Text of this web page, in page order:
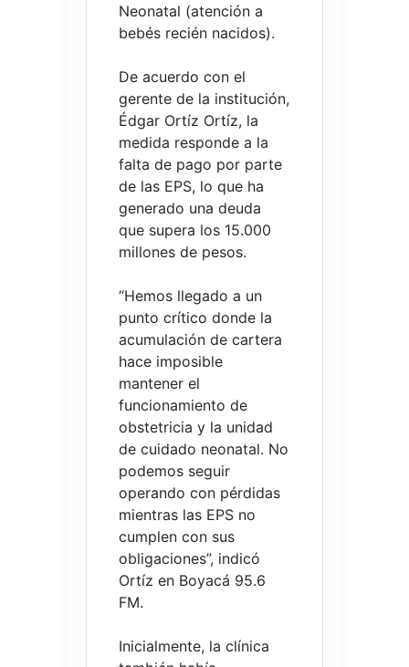
Neonatal (atención a
bebés recién nacidos).
De acuerdo con el
gerente de la institución,
Édgar Ortíz Ortíz, la
medida responde a la
falta de pago por parte
de las EPS, lo que ha
generado una deuda
que supera los 15.000
millones de pesos.
“Hemos llegado a un
punto crítico donde la
acumulación de cartera
hace imposible
mantener el
funcionamiento de
obstetricia y la unidad
de cuidado neonatal. No
podemos seguir
operando con pérdidas
mientras las EPS no
cumplen con sus
obligaciones”, indicó
Ortíz en Boyacá 95.6
FM.
Inicialmente, la clínica